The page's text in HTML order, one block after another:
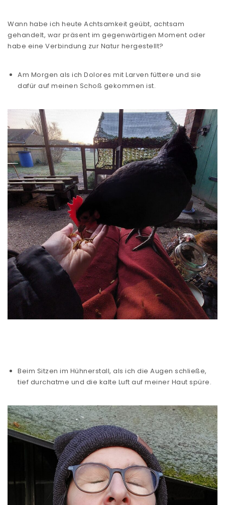
Wann habe ich heute Achtsamkeit geübt, achtsam
gehandelt, war präsent im gegenwärtigen Moment oder
habe eine Verbindung zur Natur hergestellt?
Am Morgen als ich Dolores mit Larven füttere und sie
dafür auf meinen Schoß gekommen ist.
Beim Sitzen im Hühnerstall, als ich die Augen schließe,
tief durchatme und die kalte Luft auf meiner Haut spüre.